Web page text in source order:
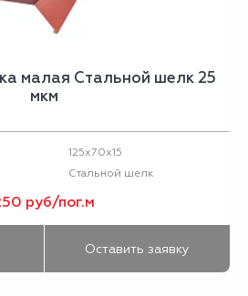
малая Стальной шелк 25
мкм
125х70х15
Стальной шелк
руб/пог.м
Оставить заявку